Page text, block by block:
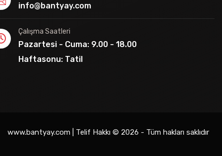
info@bantyay.com
Çalışma Saatleri
Pazartesi - Cuma: 9.00 - 18.00
Haftasonu: Tatil
www.bantyay.com | Telif Hakkı © 2026 - Tüm hakları saklıdır